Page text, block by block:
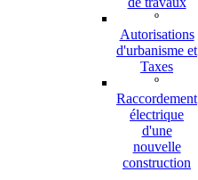
º
Autorisations
d'urbanisme et
Taxes
º
Raccordement
électrique
d'une
nouvelle
construction